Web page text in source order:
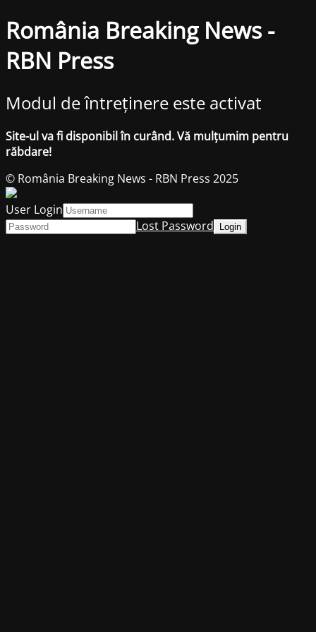
România Breaking News -
RBN Press
Modul de întreținere este activat
Site-ul va fi disponibil în curând. Vă mulțumim pentru
răbdare!
© România Breaking News - RBN Press 2025
User Login
Lost Password